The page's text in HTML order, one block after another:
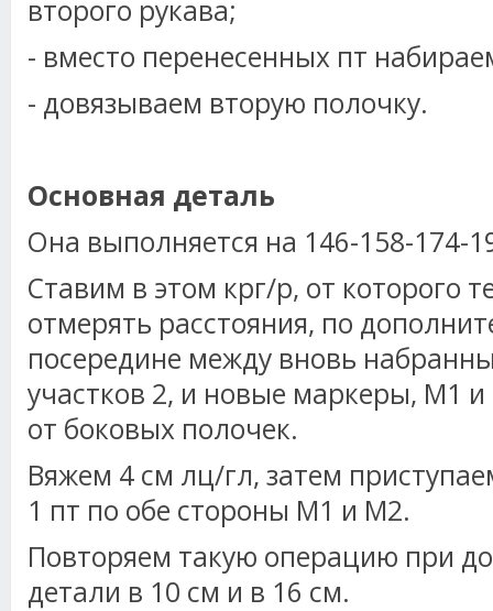
второго рукава;
- вместо перенесенных пт
- довязываем вторую полочку.
Основная деталь
Она выполняется на 146-158-174-
Ставим в этом крг/р, от которого
отмерять расстояния, по
посередине между вновь
участков 2, и новые маркеры, М1
от боковых полочек.
Вяжем 4 см лц/гл, затем
1 пт по обе стороны М1 и М2.
Повторяем такую операцию при
детали в 10 см и в 16 см.